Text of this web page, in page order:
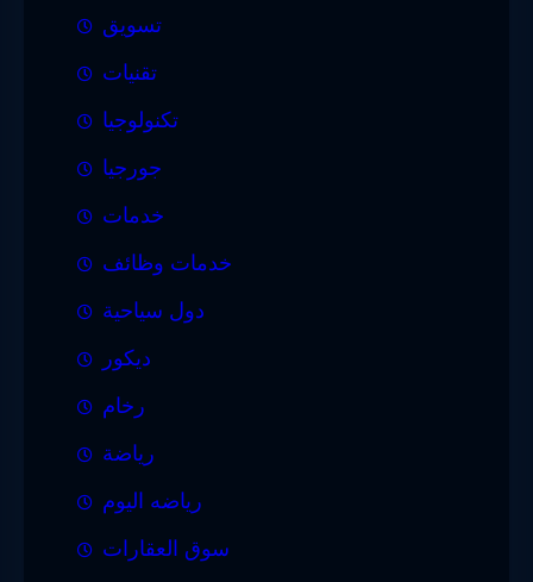
تسويق
تقنيات
تكنولوجيا
جورجيا
خدمات
خدمات وظائف
دول سياحية
ديكور
رخام
رياضة
رياضه اليوم
سوق العقارات